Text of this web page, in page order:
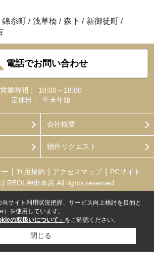
錦糸町 / 浅草橋 / 森下 / 新御徒町 /
電話でお問い合わせ
営業時間：
10:00～18:00
定休日：
年末年始
会社概要
物件リクエスト
利用規約 アクセスマップ
PCサイト
REOL神田本店 All rights reserved.
サイト利用状況把握、サービス向上検討を目的と
を使用しています。
の取扱いについて」 をご確認ください。
閉じる